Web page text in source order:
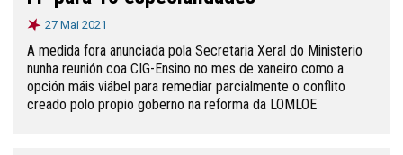
27 Mai 2021
A medida fora anunciada pola Secretaria Xeral do Ministerio
nunha reunión coa CIG-Ensino no mes de xaneiro como a
opción máis viábel para remediar parcialmente o conflito
creado polo propio goberno na reforma da LOMLOE